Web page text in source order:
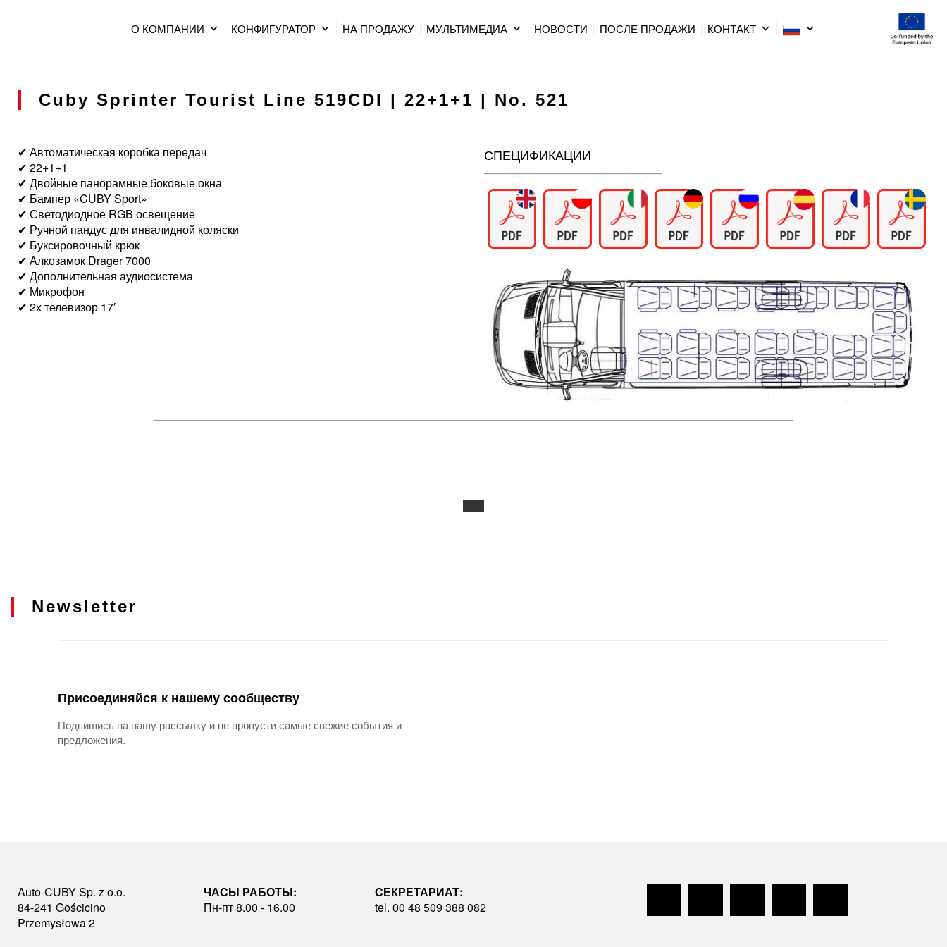
О КОМПАНИИ КОНФИГУРАТОР НА ПРОДАЖУ МУЛЬТИМЕДИА HОВОСТИ ПОСЛЕ ПРОДАЖИ КОНТАКТ
Cuby Sprinter Tourist Line 519CDI | 22+1+1 | No. 521
✔ Автоматическая коробка передач
✔ 22+1+1
✔ Двойные панорамные боковые окна
✔ Бампер «CUBY Sport»
✔ Светодиодное RGB освещение
✔ Ручной пандус для инвалидной коляски
✔ Буксировочный крюк
✔ Алкозамок Drager 7000
✔ Дополнительная аудиосистема
✔ Микрофон
✔ 2х телевизор 17′
СПЕЦИФИКАЦИИ
Newsletter
Присоединяйся к нашему сообществу
Подпишись на нашу рассылку и не пропусти самые свежие события и
предложения.
Auto-CUBY Sp. z o.o.
84-241 Gościcino
Przemysłowa 2
ЧАСЫ РАБОТЫ:
Пн-пт 8.00 - 16.00
СЕКРЕТАРИАТ:
tel. 00 48 509 388 082